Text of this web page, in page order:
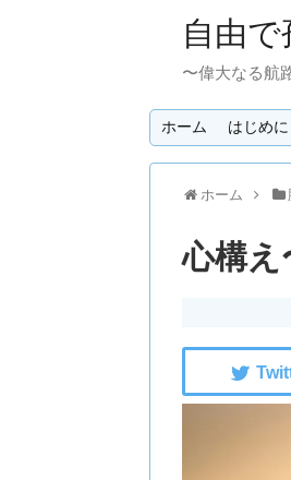
自由
〜偉大なる航
ホーム はじめに
ホーム
心構え